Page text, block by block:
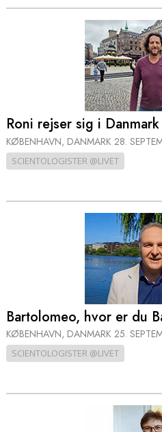
Roni rejser sig i
KØBENHAVN, DANMARK 28.
SCIENTOLOGISTER @LIVET
Bartolomeo, hvor er du
KØBENHAVN, DANMARK 25.
SCIENTOLOGISTER @LIVET